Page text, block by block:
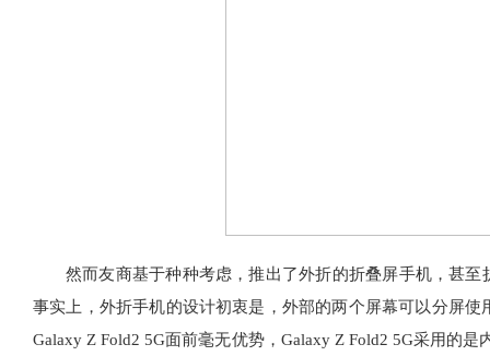
然而友商基于种种考虑，推出了外折的折叠屏手机，甚
事实上，外折手机的设计初衷是，外部的两个屏幕可以分屏
Galaxy Z Fold2 5G面前毫无优势，Galaxy Z Fold2 5G采用的